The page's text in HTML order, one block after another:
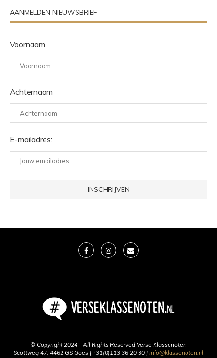
AANMELDEN NIEUWSBRIEF
Voornaam
Achternaam
E-mailadres:
© Copyright 2024 - All Rights Reserved Verse Klassenoten
Scottweg 47, 4462 GS Goes | +31(0)113 36 20 30 | info@klassenoten.nl